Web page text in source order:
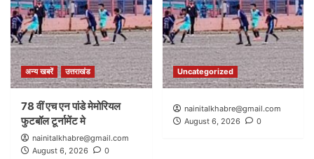
अन्य खबरें उत्तराखंड
78 वीं एच एन पांडे मेमोरियल
फुटबॉल टूर्नामेंट मे
nainitalkhabre@gmail.com
August 6, 2026
0
Uncategorized
nainitalkhabre@gmail.com
August 6, 2026
0